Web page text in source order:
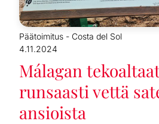
Päätoimitus - Costa del Sol
4.11.2024
Málagan
runsaasti vettä
ansioista